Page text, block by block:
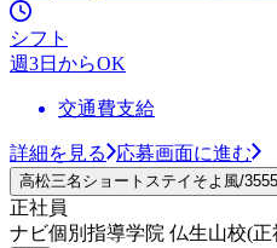
シフト
週3日からOK
交通費支給
詳細を見る 応募画面に進む
高松三名ショートステイそよ風/
正社員
ナビ個別指導学院 仏生山校(正